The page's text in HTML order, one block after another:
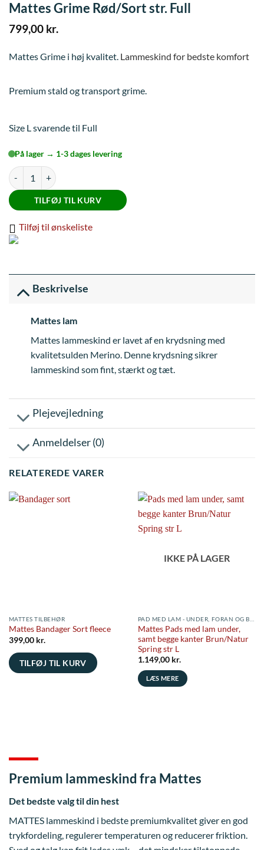
Mattes Grime Rød/Sort str. Full
799,00 kr.
Mattes Grime i høj kvalitet. Lammeskind for bedste komfort
Premium stald og transport grime.
Size L svarende til Full
På lager → 1-3 dages levering
Mattes Grime Rød/Sort str. Full antal
TILFØJ TIL KURV
Tilføj til ønskeliste
Beskrivelse
Mattes lam
Mattes lammeskind er lavet af en krydsning med
kvalitetsulden Merino. Denne krydsning sikrer
lammeskind som fint, stærkt og tæt.
Plejevejledning
Anmeldelser (0)
RELATEREDE VARER
MATTES TILBEHØR
Mattes Bandager Sort fleece
399,00 kr.
TILFØJ TIL KURV
IKKE PÅ LAGER
Mattes Pads med lam under,
samt begge kanter Brun/Natur
Spring str L
1.149,00 kr.
LÆS MERE
Premium lammeskind fra Mattes
Det bedste valg til din hest
MATTES lammeskind i bedste premiumkvalitet giver en god
trykfordeling, regulerer temperaturen og reducerer friktion.